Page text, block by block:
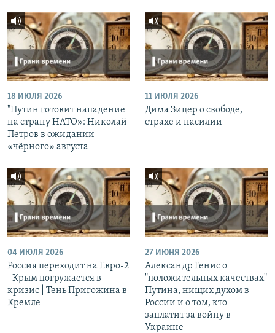
18 ИЮЛЯ 2026
"Путин готовит нападение
на страну НАТО»: Николай
Петров в ожидании
«чёрного» августа
11 ИЮЛЯ 2026
Дима Зицер о свободе,
страхе и насилии
04 ИЮЛЯ 2026
Россия переходит на Евро-2
| Крым погружается в
кризис | Тень Пригожина в
Кремле
27 ИЮНЯ 2026
Александр Генис о
"положительных качествах"
Путина, нищих духом в
России и о том, кто
заплатит за войну в
Украине